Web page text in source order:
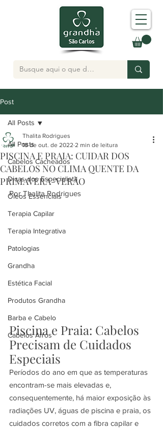
Post
All Posts
Cabelos Cacheados
Dicas dos Especialista
Óleos Essenciais
Terapia Capilar
Terapia Integrativa
Patologias
Grandha
Estética Facial
Produtos Grandha
Barba e Cabelo
Cabelos Afros
All Posts
PISCINA E PRAIA: CUIDAR DOS
CABELOS NO CLIMA QUENTE DA
PRIMAVERA-VERÃO
Thalita Rodrigues
18 de out. de 2022 2 min de leitura
Por Thalita Rodrigues
Piscina e Praia: Cabelos
Precisam de Cuidados
Especiais
Períodos do ano em que as temperaturas
encontram-se mais elevadas e,
consequentemente, há maior exposição às
radiações UV, águas de piscina e praia, os
cuidados corretos com a fibra capilar e